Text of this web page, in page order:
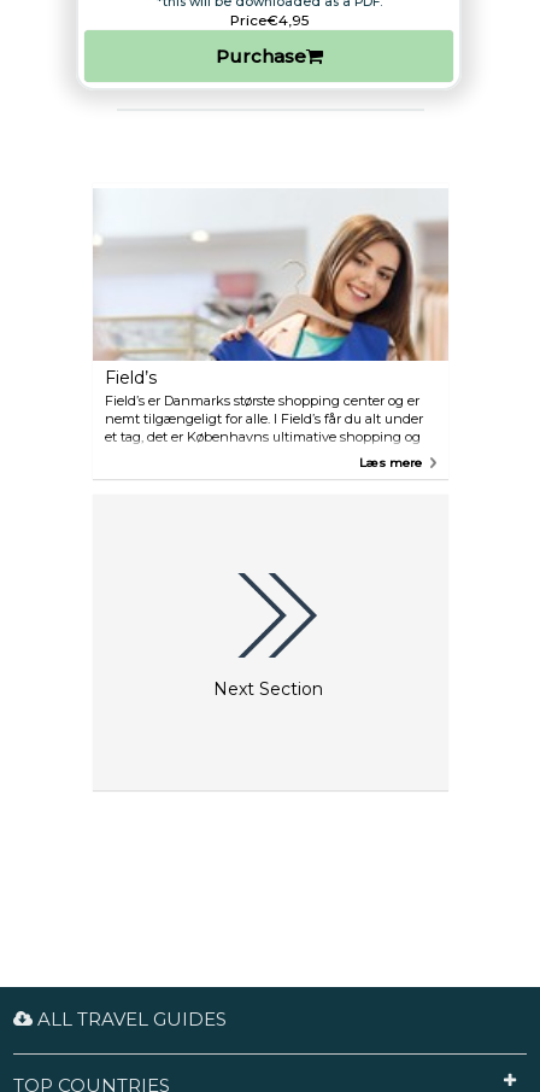
Price€4,95
Purchase
Field’s
Field’s er Danmarks største shopping center og er
nemt tilgængeligt for alle. I Field’s får du alt under
et tag, det er Københavns ultimative shopping og
oplevelses destination: det perfekte sted at shoppe,
Læs mere
Next Section
ALL TRAVEL GUIDES
TOP COUNTRIES